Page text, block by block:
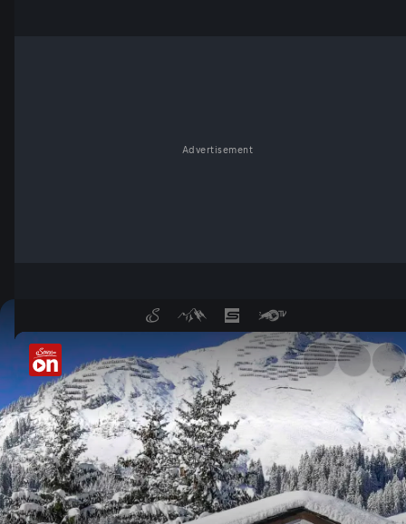
Advertisement
Hotel Post in Lech, das